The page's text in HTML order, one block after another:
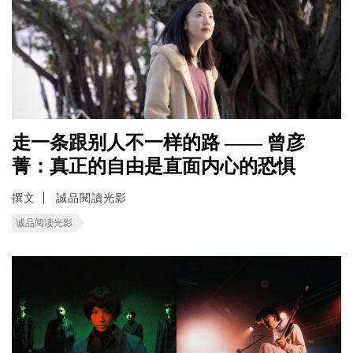
走一条跟别人不一样的路 —— 曾彦
菁：真正的自由是直面内心的恐惧
撰文 誠品閱讀光影
诚品阅读光影